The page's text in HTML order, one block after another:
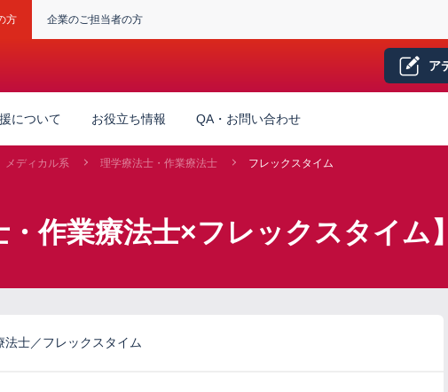
方 企業のご担当者の方
ア
について お役立ち情報 QA・お問い合わせ
メディカル系 理学療法士・作業療法士 フレックスタイム
・作業療法士×フレックスタイム
士／フレックスタイム